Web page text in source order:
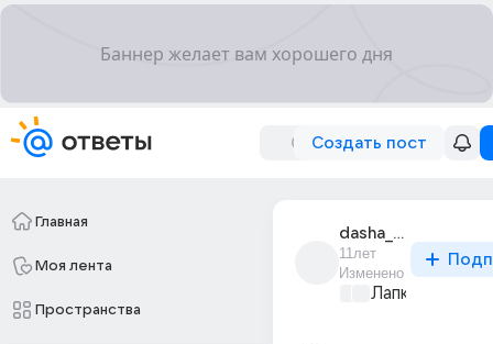
Создать пост
Главная
Моя лента
Пространства
dasha_efimova_113
11лет
Изменено
Лапки и